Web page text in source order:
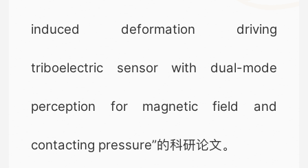
induced deformation driving
triboelectric sensor with dual-mode
perception for magnetic field and
contacting pressure”的科研论文。